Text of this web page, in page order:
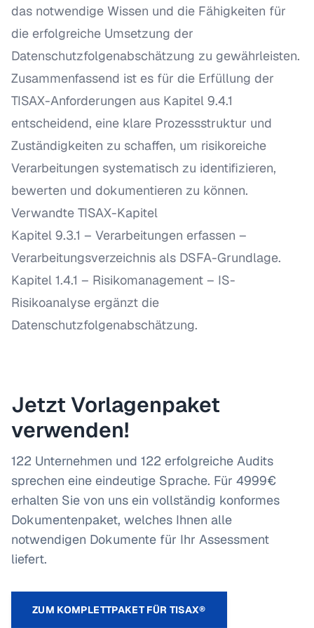
das notwendige Wissen und die Fähigkeiten für
die erfolgreiche Umsetzung der
Datenschutzfolgenabschätzung zu gewährleisten.
Zusammenfassend ist es für die Erfüllung der
TISAX-Anforderungen aus Kapitel 9.4.1
entscheidend, eine klare Prozessstruktur und
Zuständigkeiten zu schaffen, um risikoreiche
Verarbeitungen systematisch zu identifizieren,
bewerten und dokumentieren zu können.
Verwandte TISAX-Kapitel
Kapitel 9.3.1 – Verarbeitungen erfassen –
Verarbeitungsverzeichnis als DSFA-Grundlage.
Kapitel 1.4.1 – Risikomanagement – IS-
Risikoanalyse ergänzt die
Datenschutzfolgenabschätzung.
Jetzt Vorlagenpaket
verwenden!
122 Unternehmen und 122 erfolgreiche Audits
sprechen eine eindeutige Sprache. Für 4999€
erhalten Sie von uns ein vollständig konformes
Dokumentenpaket, welches Ihnen alle
notwendigen Dokumente für Ihr Assessment
liefert.
ZUM KOMPLETTPAKET FÜR TISAX®